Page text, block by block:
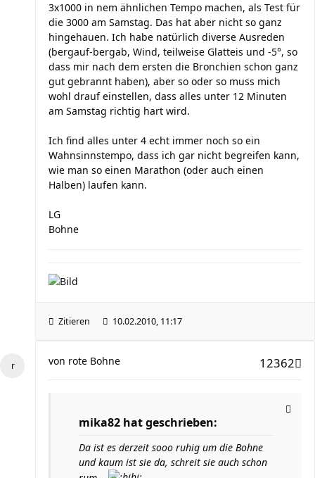
3x1000 in nem ähnlichen Tempo machen, als Test für
die 3000 am Samstag. Das hat aber nicht so ganz
hingehauen. Ich habe natürlich diverse Ausreden
(bergauf-bergab, Wind, teilweise Glatteis und -5°, so
dass mir nach dem ersten die Bronchien schon ganz
gut gebrannt haben), aber so oder so muss mich
wohl drauf einstellen, dass alles unter 12 Minuten
am Samstag richtig hart wird.
Ich find alles unter 4 echt immer noch so ein
Wahnsinnstempo, dass ich gar nicht begreifen kann,
wie man so einen Marathon (oder auch einen
Halben) laufen kann.
LG
Bohne
Zitieren 10.02.2010, 11:17
12362
von rote Bohne
mika82 hat geschrieben:
Da ist es derzeit sooo ruhig um die Bohne
und kaum ist sie da, schreit sie auch schon